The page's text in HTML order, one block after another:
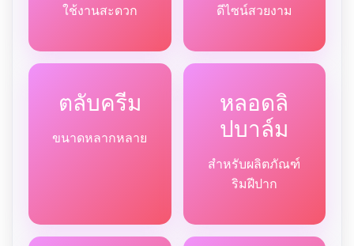
ใช้งานสะดวก ดีไซน์สวยงาม
ตลับครีม
ขนาดหลากหลาย
หลอดลิ
ปบาล์ม
สำหรับผลิตภัณฑ์
ริมฝีปาก